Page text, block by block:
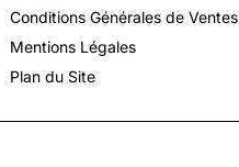
Conditions Générales de Ventes
Mentions Légales
Plan du Site